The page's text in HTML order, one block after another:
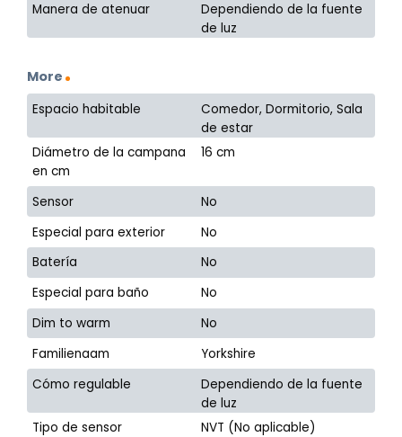
Manera de atenuar
Dependiendo de la fuente
de luz
More
Espacio habitable
Comedor, Dormitorio, Sala
de estar
Diámetro de la campana
en cm
16 cm
Sensor
No
Especial para exterior
No
Batería
No
Especial para baño
No
Dim to warm
No
Familienaam
Yorkshire
Cómo regulable
Dependiendo de la fuente
de luz
Tipo de sensor
NVT (No aplicable)